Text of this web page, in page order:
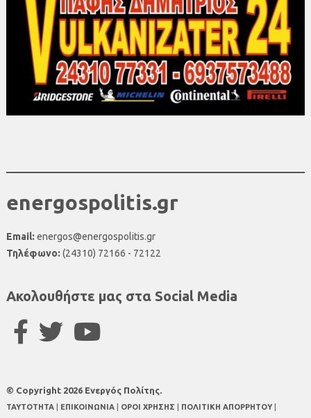
energospolitis.gr
Email: energos@energospolitis.gr
Τηλέφωνο: (24310) 72166 - 72122
Ακολουθήστε μας στα Social Media
© Copyright 2026 Ενεργός Πολίτης.
TAYTOTHTA ΕΠΙΚΟΙΝΩΝΙΑ ΟΡΟΙ ΧΡΗΣΗΣ ΠΟΛΙΤΙΚΗ ΑΠΟΡΡΗΤΟΥ|